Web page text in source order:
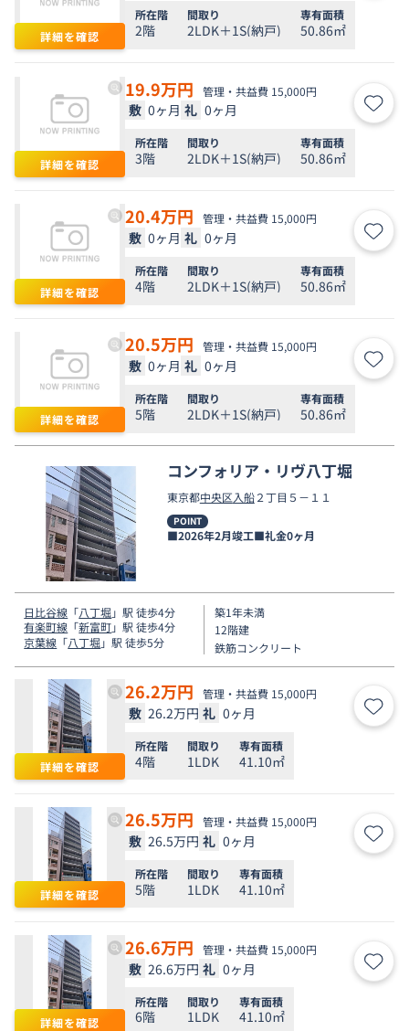
詳細を確認
所在階
2階
間取り
2LDK＋1S(納戸)
専有面積
50.86㎡
詳細を確認
19.9万円 管理・共益費 15,000円
敷 0ヶ月 礼 0ヶ月 お気
所在階
3階
間取り
2LDK＋1S(納戸)
専有面積
50.86㎡
詳細を確認
20.4万円 管理・共益費 15,000円
敷 0ヶ月 礼 0ヶ月 お気
所在階
4階
間取り
2LDK＋1S(納戸)
専有面積
50.86㎡
詳細を確認
20.5万円 管理・共益費 15,000円
敷 0ヶ月 礼 0ヶ月 お気
所在階
5階
間取り
2LDK＋1S(納戸)
専有面積
50.86㎡
コンフォリア・リヴ八丁堀
東京都中央区入船２丁目５－１１
POINT
■2026年2月竣工■礼金0ヶ月
日比谷線 「八丁堀」駅 徒歩4分
有楽町線 「新富町」駅 徒歩4分
京葉線 「八丁堀」駅 徒歩5分
築1年未満
12階建
鉄筋コンクリート
詳細を確認
26.2万円 管理・共益費 15,000円
敷 26.2万円 礼 0ヶ月 お気
所在階
4階
間取り
1LDK
専有面積
41.10㎡
詳細を確認
26.5万円 管理・共益費 15,000円
敷 26.5万円 礼 0ヶ月 お気
所在階
5階
間取り
1LDK
専有面積
41.10㎡
詳細を確認
26.6万円 管理・共益費 15,000円
敷 26.6万円 礼 0ヶ月 お気
所在階
6階
間取り
1LDK
専有面積
41.10㎡